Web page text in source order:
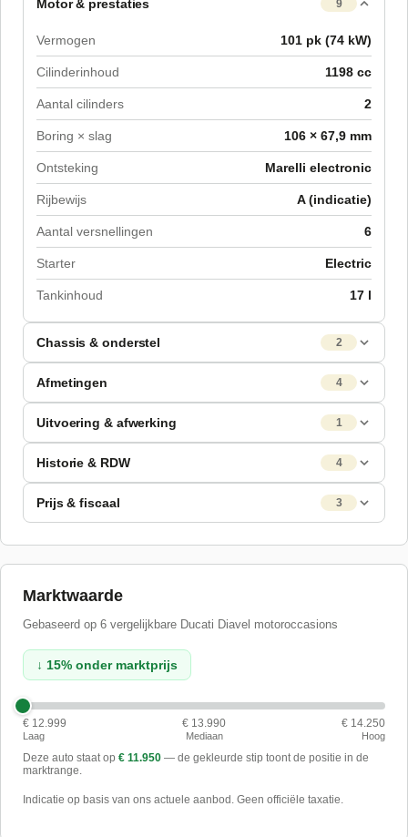
Motor & prestaties 9
Vermogen 101 pk (74 kW)
Cilinderinhoud 1198 cc
Aantal cilinders 2
Boring × slag 106 × 67,9 mm
Ontsteking Marelli electronic
Rijbewijs A (indicatie)
Aantal versnellingen 6
Starter Electric
Tankinhoud 17 l
Chassis & onderstel 2
Afmetingen 4
Uitvoering & afwerking 1
Historie & RDW 4
Prijs & fiscaal 3
Marktwaarde
Gebaseerd op 6 vergelijkbare Ducati Diavel motoroccasions
↓ 15% ondermarktprijs
€ 12.999
Laag
€ 13.990
Mediaan
€ 14.250
Hoog
Deze auto staat op € 11.950 — de gekleurde stip toont de positie in de
marktrange.
Indicatie op basis van ons actuele aanbod. Geen officiële taxatie.